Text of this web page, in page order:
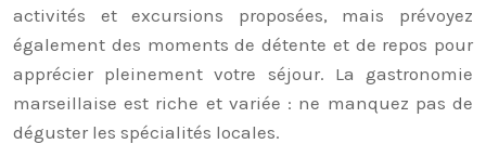
activités et excursions proposées, mais prévoyez
également des moments de détente et de repos pour
apprécier pleinement votre séjour. La gastronomie
marseillaise est riche et variée : ne manquez pas de
déguster les spécialités locales.